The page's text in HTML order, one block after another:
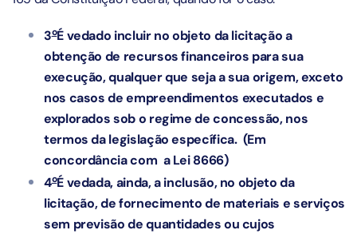
3oÉ vedado incluir no objeto da licitação a
obtenção de recursos financeiros para sua
execução, qualquer que seja a sua origem, exceto
nos casos de empreendimentos executados e
explorados sob o regime de concessão, nos
termos da legislação específica. (Em
concordância com a Lei 8666)
4oÉ vedada, ainda, a inclusão, no objeto da
licitação, de fornecimento de materiais e serviços
sem previsão de quantidades ou cujos